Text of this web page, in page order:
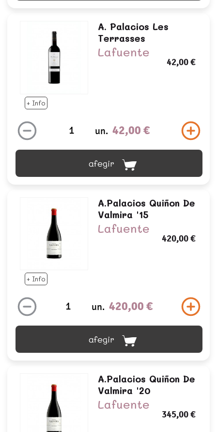
+ Info
A. Palacios Les
Terrasses
Lafuente
42,00 €
un. 42,00 €
afegir
+ Info
A.palacios Quiñon De
Valmira '15
Lafuente
420,00 €
un. 420,00 €
afegir
A.palacios Quiñon De
Valmira '20
Lafuente
345,00 €